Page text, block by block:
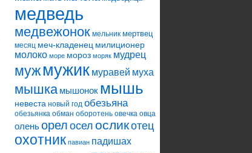
медведь
медвежонок мельник мертвец
месяц меч-кладенец милиционер
молоко море мороз моряк мудрец
мужмужик муравей муха
мышка мышонок мышь
невеста новый год обезьяна
обезьянка обман оборотень овечка овца
оленьорелоселосликотец
охотник павиан падишах